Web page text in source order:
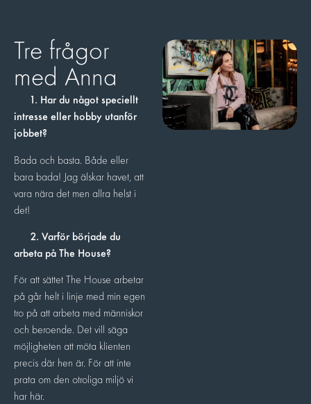
Tre frågor
med Anna
1. Har du något speciellt
intresse eller hobby utanför
jobbet?
Bada och basta. Både eller
bara bada! Jag älskar havet, att
vara nära det men allra helst i
det!
2. Varför började du
arbeta på The House?
För att sättet The House arbetar
på går helt i linje med min egen
tro på att arbeta med människor
och beroende. Det vill säga
möjligheten att möta klienten
precis där hen är. För att inte
prata om den otroliga miljö vi
har här.